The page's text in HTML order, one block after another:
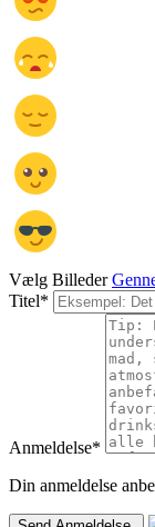
Vælg Billeder
Titel*
Anmeldelse*
Din anmeldelse